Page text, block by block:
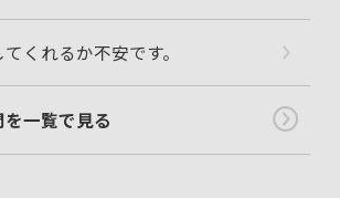
くれるか不安です。
一覧で見る